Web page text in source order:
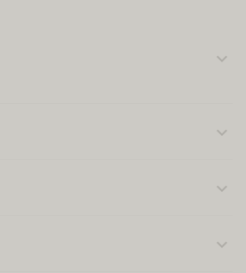
expand_more
expand_more
expand_more
expand_more